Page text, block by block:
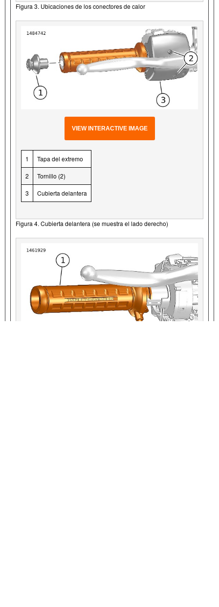
Figura 3. Ubicaciones de los conectores de calor
VIEW INTERACTIVE IMAGE
1 Tapa del extremo
2 Tornillo (2)
3 Cubierta delantera
Figura 4. Cubierta delantera (se muestra el lado derecho)